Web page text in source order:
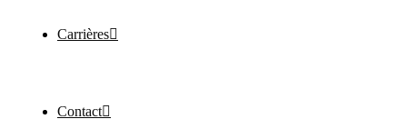
Carrières
Contact